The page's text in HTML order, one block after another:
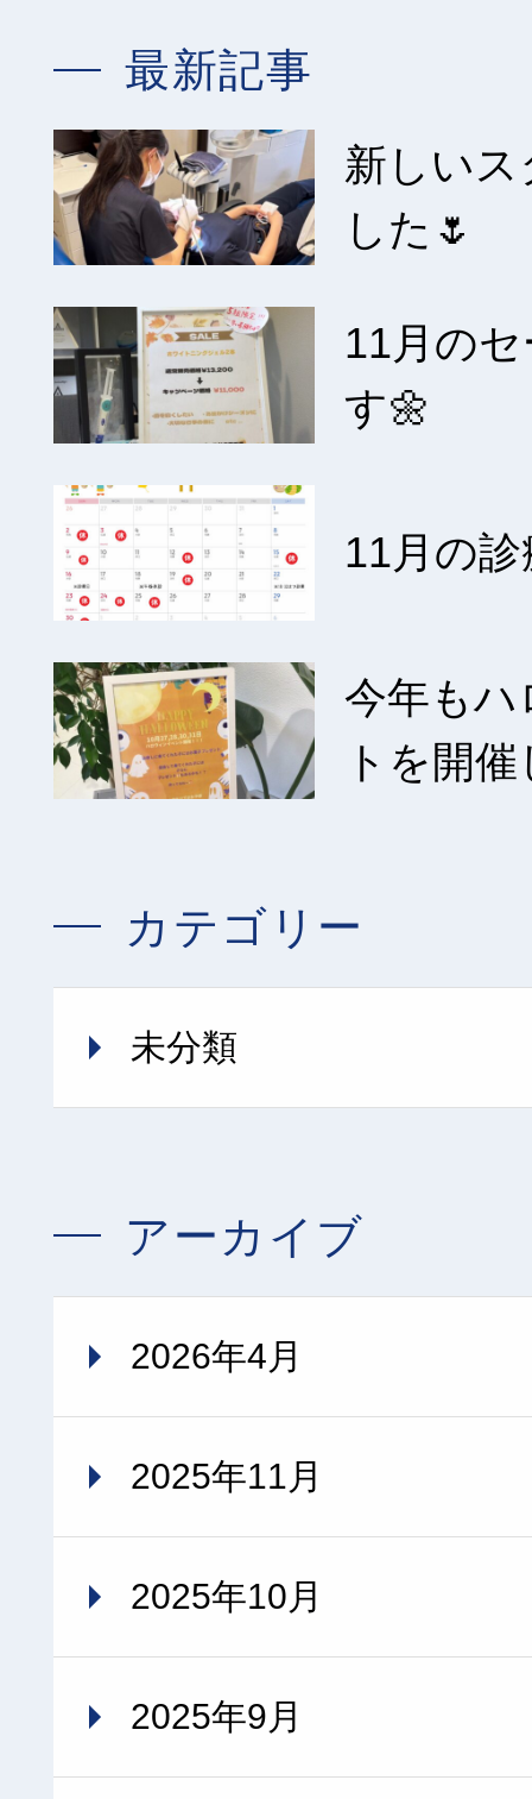
最新記事
新しい
した🌷
11月の
す🌼
11月の
今年も
トを開
カテゴリー
未分類
アーカイブ
2026年4月
2025年11月
2025年10月
2025年9月